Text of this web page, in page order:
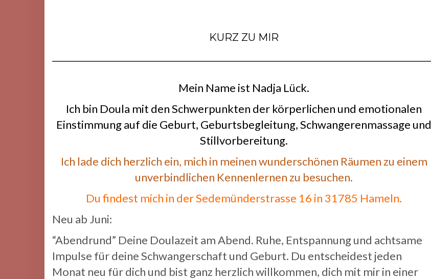
KURZ ZU MIR
Mein Name ist Nadja Lück.
Ich bin Doula mit den Schwerpunkten der körperlichen und emotionalen
Einstimmung auf die Geburt, Geburtsbegleitung, Schwangerenmassage und
Stillvorbereitung.
Ich lade dich herzlich ein, mich in meinen wunderschönen Räumen zu einem
unverbindlichen Kennenlernen zu besuchen.
Du findest mich in der Sedemünderstrasse 16 in 31785 Hameln.
Neu ab Juni:
“Abendrund” Deine Doulazeit am Abend. Ruhe, Entspannung und achtsame
Impulse für deine Schwangerschaft und Geburt. Du entscheidest jeden
Monat neu für dich und bist ganz herzlich willkommen, dich mit mir in einer